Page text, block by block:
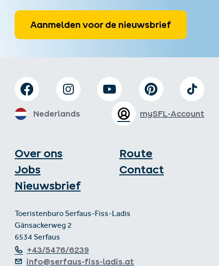
Aanmelden voor de nieuwsbrief
Over ons
Jobs
Nieuwsbrief
Route
Contact
Toeristenburo Serfaus-Fiss-Ladis
Gänsackerweg 2
6534 Serfaus
+43/5476/6239
info@serfaus-fiss-ladis.at
mySFL-Account
Nederlands